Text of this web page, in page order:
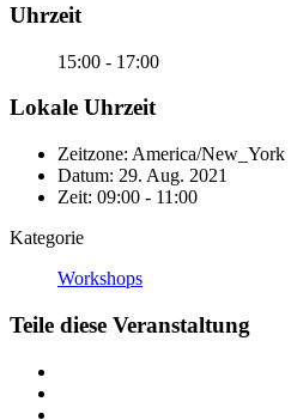
Uhrzeit
15:00 - 17:00
Lokale Uhrzeit
Zeitzone: America/New_York
Datum: 29. Aug. 2021
Zeit: 09:00 - 11:00
Kategorie
Workshops
Teile diese Veranstaltung